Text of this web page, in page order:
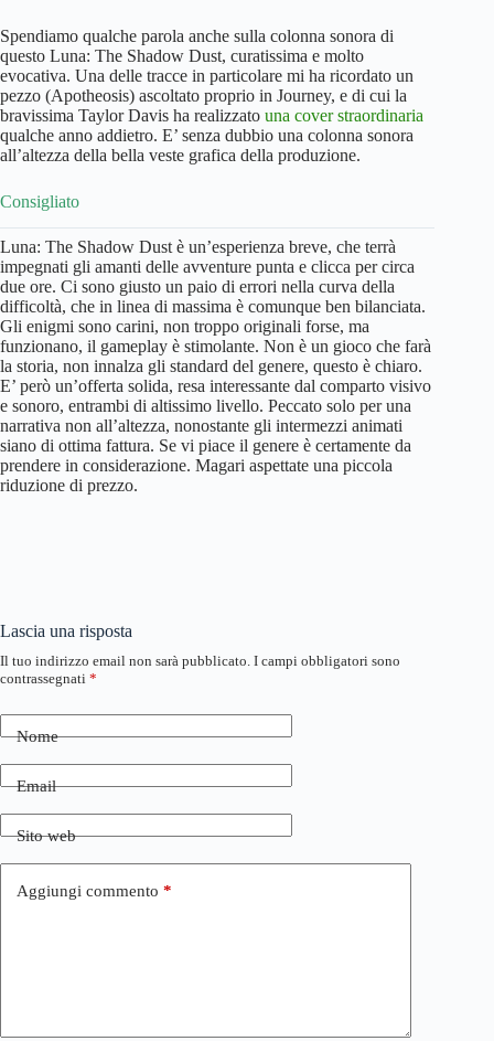
Spendiamo qualche parola anche sulla colonna sonora di
questo Luna: The Shadow Dust, curatissima e molto
evocativa. Una delle tracce in particolare mi ha ricordato un
pezzo (Apotheosis) ascoltato proprio in Journey, e di cui la
bravissima Taylor Davis ha realizzato una cover straordinaria
qualche anno addietro. E’ senza dubbio una colonna sonora
all’altezza della bella veste grafica della produzione.
Consigliato
Luna: The Shadow Dust è un’esperienza breve, che terrà
impegnati gli amanti delle avventure punta e clicca per circa
due ore. Ci sono giusto un paio di errori nella curva della
difficoltà, che in linea di massima è comunque ben bilanciata.
Gli enigmi sono carini, non troppo originali forse, ma
funzionano, il gameplay è stimolante. Non è un gioco che farà
la storia, non innalza gli standard del genere, questo è chiaro.
E’ però un’offerta solida, resa interessante dal comparto visivo
e sonoro, entrambi di altissimo livello. Peccato solo per una
narrativa non all’altezza, nonostante gli intermezzi animati
siano di ottima fattura. Se vi piace il genere è certamente da
prendere in considerazione. Magari aspettate una piccola
riduzione di prezzo.
Lascia una risposta
Il tuo indirizzo email non sarà pubblicato. I campi obbligatori sono
contrassegnati *
Nome
Email
Sito web
Aggiungi commento *